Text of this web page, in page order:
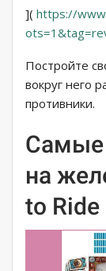
]( https://
Постройте
вокруг него
противники.
Самые
на
to Ride